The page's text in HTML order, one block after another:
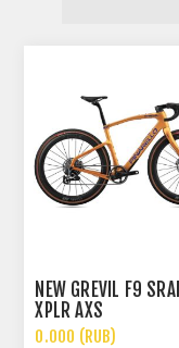
NEW GREVIL F9
XPLR AXS
0.000 (RUB)